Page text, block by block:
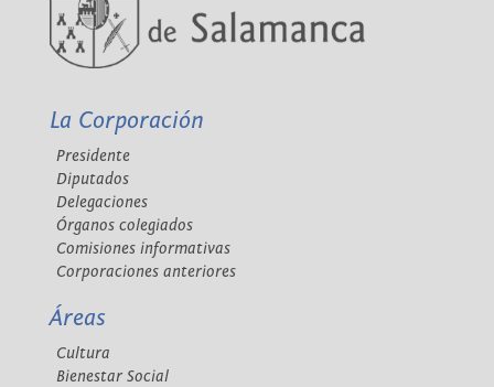
La Corporación
Presidente
Diputados
Delegaciones
Órganos colegiados
Comisiones informativas
Corporaciones anteriores
Áreas
Cultura
Bienestar Social